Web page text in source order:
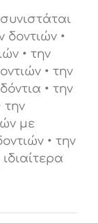
δοντιών •
• την
• την
• την
με
• την